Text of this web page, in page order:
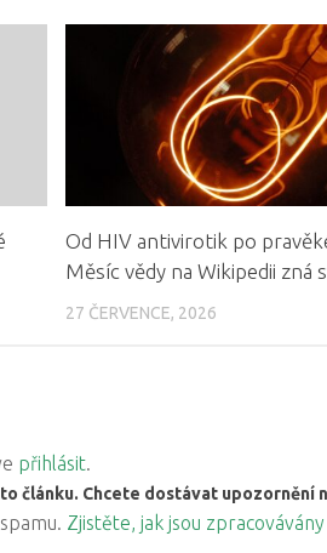
Od HIV antivirotik po
Měsíc vědy na Wikipedii zná
27 ČERVENCE, 2026
přihlásit.
článku. Chcete dostávat upozornění
Zjistěte, jak jsou